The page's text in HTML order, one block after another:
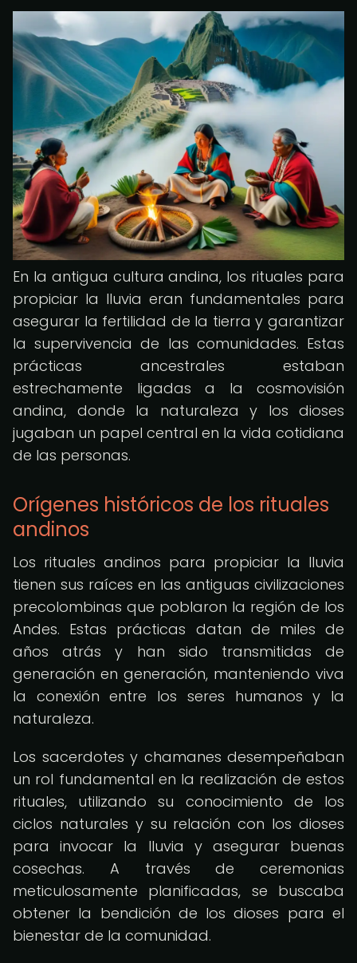
En la antigua cultura andina, los rituales para
propiciar la lluvia eran fundamentales para
asegurar la fertilidad de la tierra y garantizar
la supervivencia de las comunidades. Estas
prácticas ancestrales estaban
estrechamente ligadas a la cosmovisión
andina, donde la naturaleza y los dioses
jugaban un papel central en la vida cotidiana
de las personas.
Orígenes históricos de los rituales
andinos
Los rituales andinos para propiciar la lluvia
tienen sus raíces en las antiguas civilizaciones
precolombinas que poblaron la región de los
Andes. Estas prácticas datan de miles de
años atrás y han sido transmitidas de
generación en generación, manteniendo viva
la conexión entre los seres humanos y la
naturaleza.
Los sacerdotes y chamanes desempeñaban
un rol fundamental en la realización de estos
rituales, utilizando su conocimiento de los
ciclos naturales y su relación con los dioses
para invocar la lluvia y asegurar buenas
cosechas. A través de ceremonias
meticulosamente planificadas, se buscaba
obtener la bendición de los dioses para el
bienestar de la comunidad.